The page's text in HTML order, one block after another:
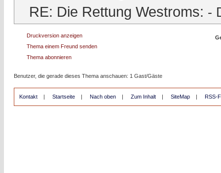
RE: Die Rettung Westroms: -
Druckversion anzeigen
Thema einem Freund senden
Thema abonnieren
Benutzer, die gerade dieses Thema anschauen: 1 Gast/Gäste
Kontakt | Startseite | Nach oben | Zum Inhalt | SiteMap | RSS-